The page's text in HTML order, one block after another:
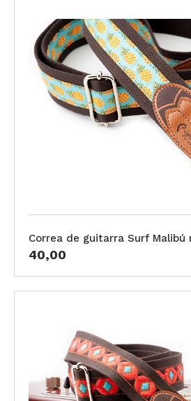
Correa de guitarra Surf Malibú
40,00